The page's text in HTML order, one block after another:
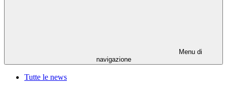
Menu di
navigazione
Tutte le news